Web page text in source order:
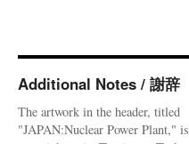
Additional Notes / 謝辞
The artwork in the header, titled
"JAPAN:Nuclear Power Plant," is